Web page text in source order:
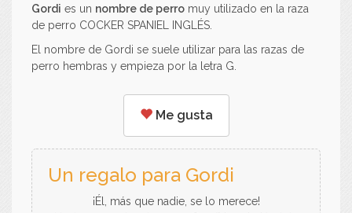
Gordi es un nombre de perro muy utilizado en la raza
de perro COCKER SPANIEL INGLÉS.
El nombre de Gordi se suele utilizar para las razas de
perro hembras y empieza por la letra G.
Me gusta
Un regalo para Gordi
¡Él, más que nadie, se lo merece!